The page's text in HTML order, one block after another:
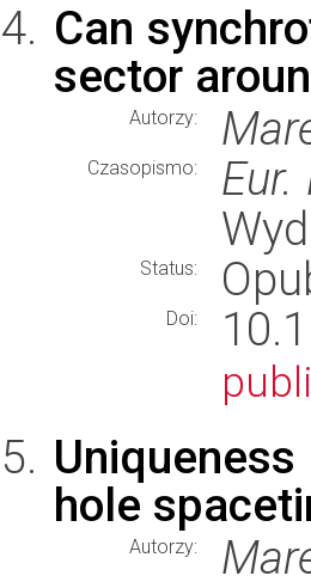
Can
sector
Autorzy:
Czasopismo: Eur.
Status:
Doi:
hole
Autorzy: